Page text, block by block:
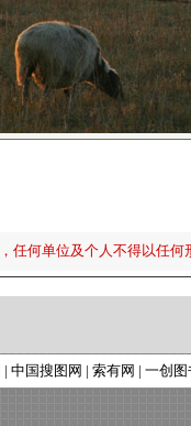
任何单位及个人不得以任何
| 中国搜图网 | 索有网 | 一创图